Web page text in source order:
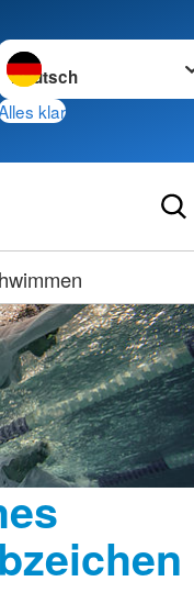
wechseln zu
klar